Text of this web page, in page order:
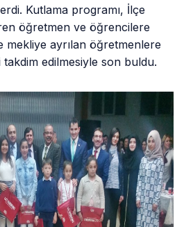
Kutlama programı, İlçe
öğretmen ve öğrencilere
mekliye ayrılan öğretmenlere
edilmesiyle son buldu.